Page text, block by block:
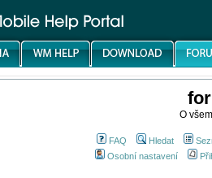
O
FAQ Hledat
Osobní nastavení